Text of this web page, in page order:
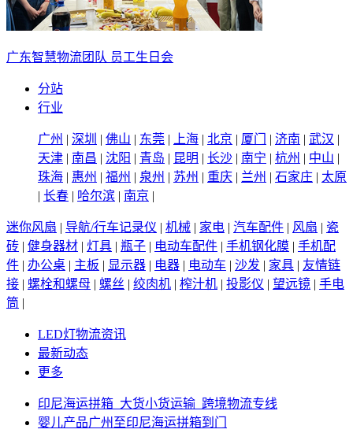
广东智慧物流团队 员工生日会
分站
行业
广州 | 深圳 | 佛山 | 东莞 | 上海 | 北京 | 厦门 | 济南 | 武汉 |
天津 | 南昌 | 沈阳 | 青岛 | 昆明 | 长沙 | 南宁 | 杭州 | 中山 |
珠海 | 惠州 | 福州 | 泉州 | 苏州 | 重庆 | 兰州 | 石家庄 | 太原
| 长春 | 哈尔滨 | 南京 |
迷你风扇 | 导航/行车记录仪 | 机械 | 家电 | 汽车配件 | 风扇 | 瓷
砖 | 健身器材 | 灯具 | 瓶子 | 电动车配件 | 手机钢化膜 | 手机配
件 | 办公桌 | 主板 | 显示器 | 电器 | 电动车 | 沙发 | 家具 | 友情链
接 | 螺栓和螺母 | 螺丝 | 绞肉机 | 榨汁机 | 投影仪 | 望远镜 | 手电
筒 |
LED灯物流资讯
最新动态
更多
印尼海运拼箱_大货小货运输_跨境物流专线
婴儿产品广州至印尼海运拼箱到门